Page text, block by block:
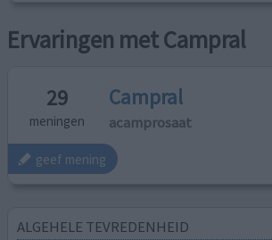
Ervaringen met Campral
29
meningen
Campral
acamprosaat
geef mening
ALGEHELE TEVREDENHEID